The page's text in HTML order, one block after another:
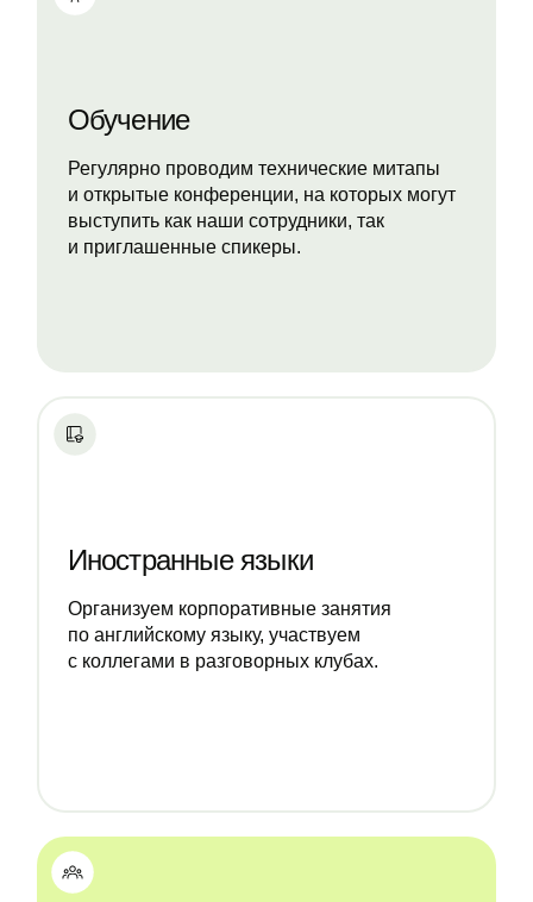
Обучение
Регулярно проводим технические митапы
и открытые конференции, на которых могут
выступить как наши сотрудники, так
и приглашенные спикеры.
Иностранные языки
Организуем корпоративные занятия
по английскому языку, участвуем
с коллегами в разговорных клубах.